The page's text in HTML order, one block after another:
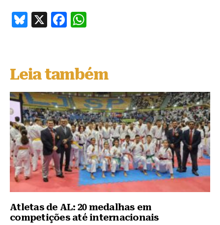
B
s
k
y
X
F
e
b
o
o
k
s
A
p
p
Leia também
Atletas de AL: 20 medalhas em
competições até internacionais